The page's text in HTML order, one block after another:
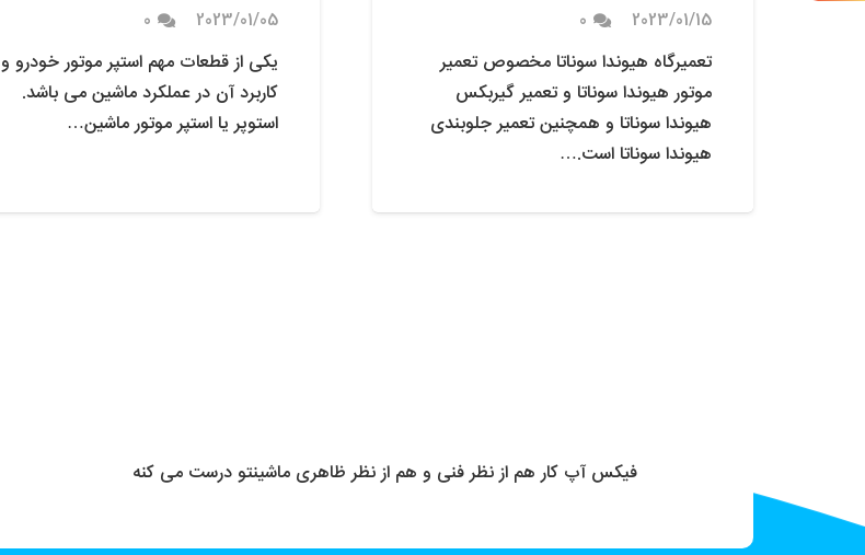
2023/01/15
0
تعمیرگاه هیوندا سوناتا مخصوص تعمیر
موتور هیوندا سوناتا و تعمیر گیربکس
هیوندا سوناتا و همچنین تعمیر جلوبندی
هیوندا سوناتا است.…
2023/01/05
0
یکی از قطعات مهم استپر موتور خودرو و
کاربرد آن در عملکرد ماشین می باشد.
استوپر یا استپر موتور ماشین…
فیکس آپ کار هم از نظر فنی و هم از نظر ظاهری ماشینتو درست می کنه